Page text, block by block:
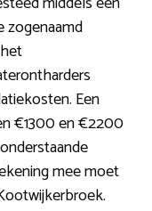
zogenaamd
Een
€1300 en €2200
mee moet